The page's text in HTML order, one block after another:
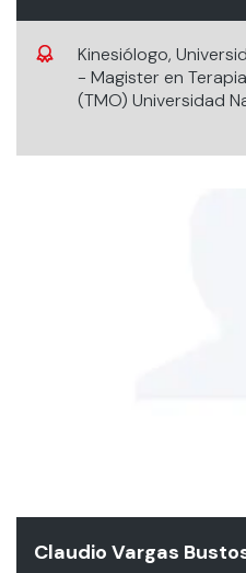
Kinesiólogo,
- Magister en
(TMO) Universidad
Claudio Vargas